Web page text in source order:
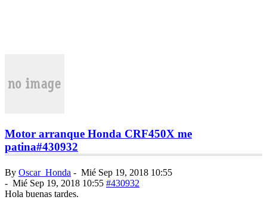
Motor arranque Honda CRF450X me
patina#430932
By Oscar_Honda - Mié Sep 19, 2018 10:55
- Mié Sep 19, 2018 10:55 #430932
Hola buenas tardes.